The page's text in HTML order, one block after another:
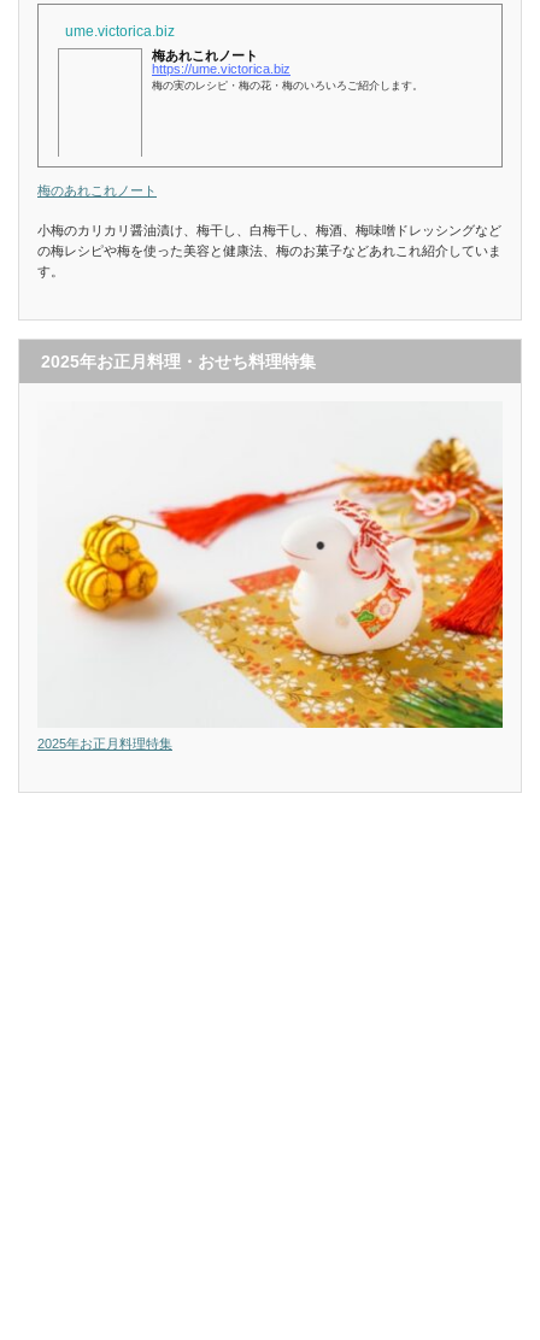
ume.victorica.biz
梅あれこれノート
https://ume.victorica.biz
梅の実のレシピ・梅の花・梅のいろいろご紹介します。
梅のあれこれノート
小梅のカリカリ醤油漬け、梅干し、白梅干し、梅酒、梅味噌ドレッシングなど
の梅レシピや梅を使った美容と健康法、梅のお菓子などあれこれ紹介していま
す。
2025年お正月料理・おせち料理特集
2025年お正月料理特集